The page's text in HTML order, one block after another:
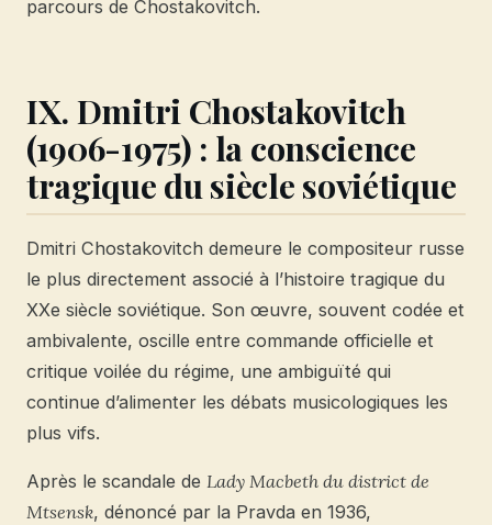
parcours de Chostakovitch.
IX. Dmitri Chostakovitch
(1906-1975) : la conscience
tragique du siècle soviétique
Dmitri Chostakovitch demeure le compositeur russe
le plus directement associé à l’histoire tragique du
XXe siècle soviétique. Son œuvre, souvent codée et
ambivalente, oscille entre commande officielle et
critique voilée du régime, une ambiguïté qui
continue d’alimenter les débats musicologiques les
plus vifs.
Après le scandale de Lady Macbeth du district de
Mtsensk, dénoncé par la Pravda en 1936,